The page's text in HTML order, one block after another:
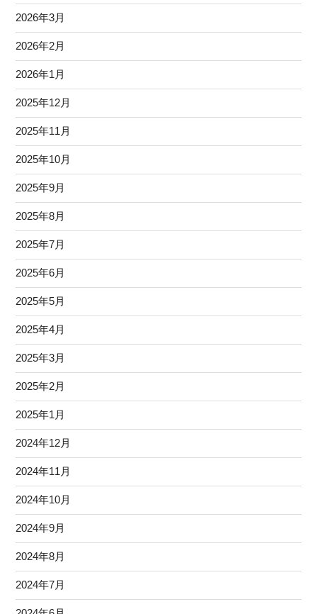
2026年3月
2026年2月
2026年1月
2025年12月
2025年11月
2025年10月
2025年9月
2025年8月
2025年7月
2025年6月
2025年5月
2025年4月
2025年3月
2025年2月
2025年1月
2024年12月
2024年11月
2024年10月
2024年9月
2024年8月
2024年7月